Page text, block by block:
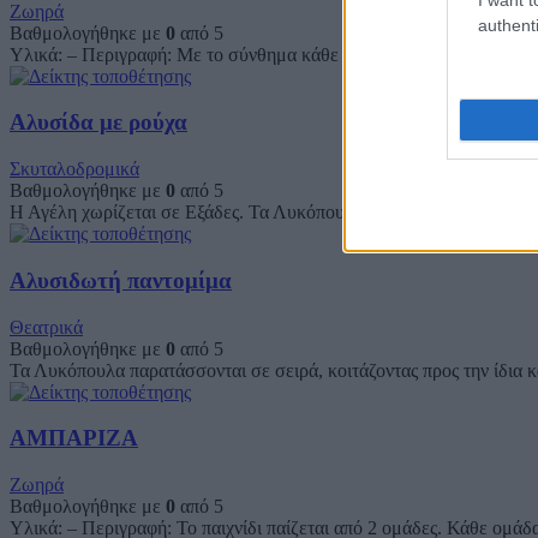
Ζωηρά
Βαθμολογήθηκε με 0 από 5
Υλικά: – Περιγραφή: Με το σύνθημα κάθε Ενωμοτία προσπαθεί σε
Αλυσίδα με ρούχα
Σκυταλοδρομικά
Βαθμολογήθηκε με 0 από 5
Η Αγέλη χωρίζεται σε Εξάδες. Τα Λυκόπουλα της Εξάδας πρέπει
Αλυσιδωτή παντομίμα
Θεατρικά
Βαθμολογήθηκε με 0 από 5
Τα Λυκόπουλα παρατάσσονται σε σειρά, κοιτάζοντας προς την
ΑΜΠΑΡΙΖΑ
Ζωηρά
Βαθμολογήθηκε με 0 από 5
Υλικά: – Περιγραφή: Το παιχνίδι παίζεται από 2 ομάδες. Κάθε